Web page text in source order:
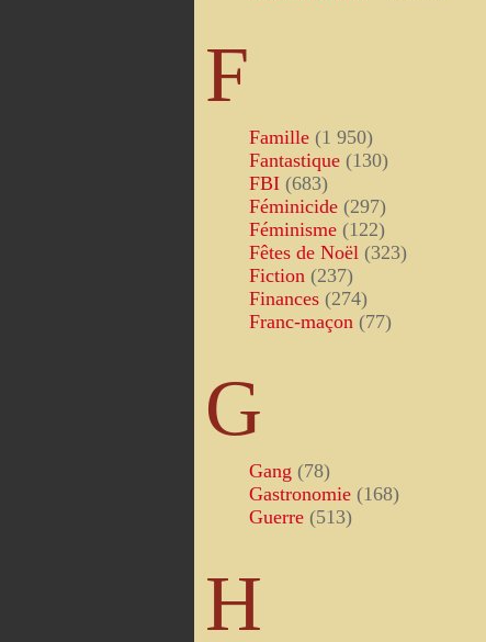
F
Famille (1 950)
Fantastique (130)
FBI (683)
Féminicide (297)
Féminisme (122)
Fêtes de Noël (323)
Fiction (237)
Finances (274)
Franc-maçon (77)
G
Gang (78)
Gastronomie (168)
Guerre (513)
H